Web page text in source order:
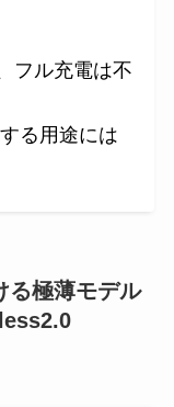
フル充電は不
る用途には
る極薄モデル